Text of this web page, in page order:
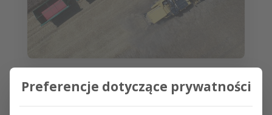
Początek żniw 2021
Preferencje dotyczące prywatności